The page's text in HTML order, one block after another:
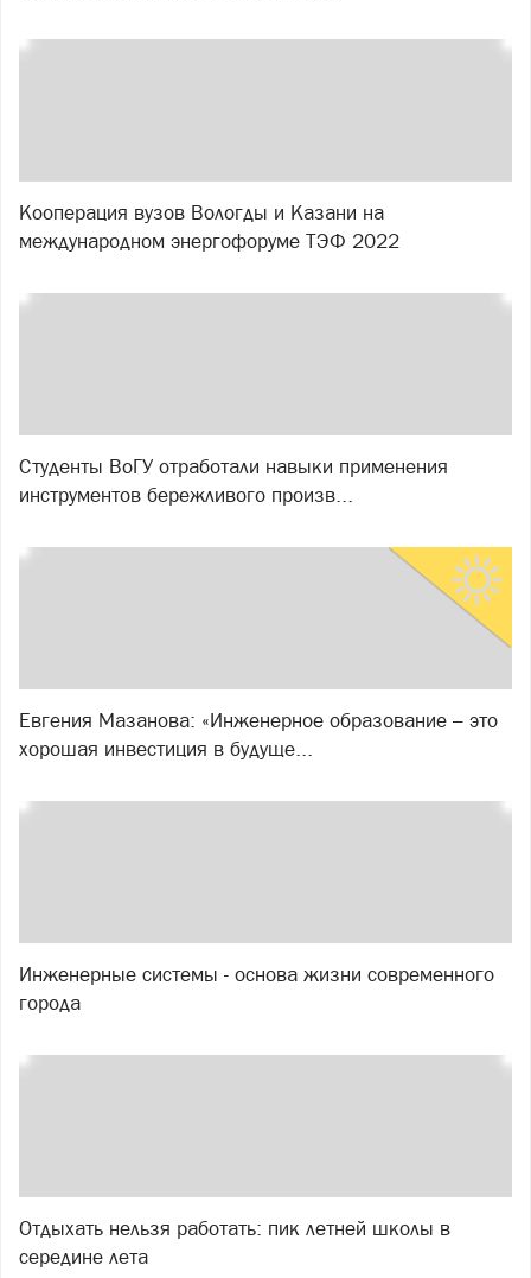
Кооперация вузов Вологды и Казани на
международном энергофоруме ТЭФ 2022
Студенты ВоГУ отработали навыки применения
инструментов бережливого произв...
Евгения Мазанова: «Инженерное образование – это
хорошая инвестиция в будуще...
Инженерные системы - основа жизни современного
города
Отдыхать нельзя работать: пик летней школы в
середине лета